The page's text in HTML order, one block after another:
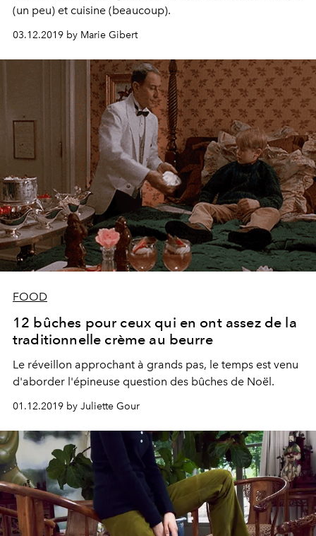
(un peu) et cuisine (beaucoup).
03.12.2019 by Marie Gibert
FOOD
12 bûches pour ceux qui en ont assez de la
traditionnelle crème au beurre
Le réveillon approchant à grands pas, le temps est venu
d'aborder l'épineuse question des bûches de Noël.
01.12.2019 by Juliette Gour